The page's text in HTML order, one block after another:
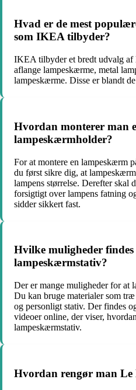
Hvad er de mest
som IKEA tilbyder?
IKEA tilbyder et bredt udvalg af
aflange lampeskærme, metal
lampeskærme. Disse er blandt
Hvordan monterer man
lampeskærmholder?
For at montere en lampeskærm
du først sikre dig, at
lampens størrelse. Derefter skal
forsigtigt over lampens fatning
sidder sikkert fast.
Hvilke muligheder
lampeskærmstativ?
Der er mange muligheder for at
Du kan bruge materialer som
og personligt stativ. Der findes
videoer online, der viser,
lampeskærmstativ.
Hvordan rengør man